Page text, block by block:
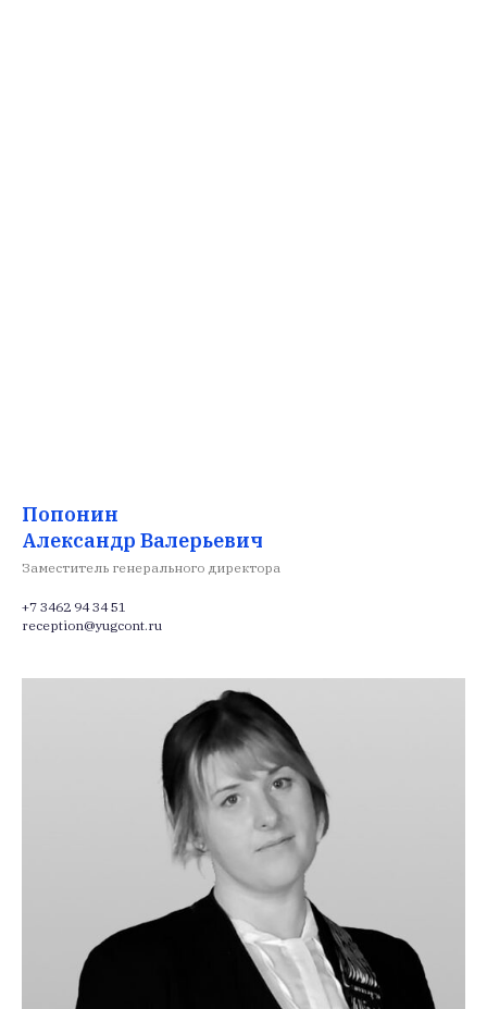
Попонин
Александр Валерьевич
Заместитель генерального директора
+7 3462 94 34 51
reception@yugcont.ru